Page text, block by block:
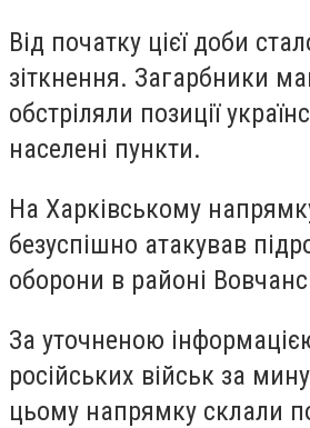
Від початку цієї доби
зіткнення. Загарбники
обстріляли позиції
населені пункти.
На Харківському
безуспішно атакував
оборони в районі
За уточненою
російських військ за
цьому напрямку склали